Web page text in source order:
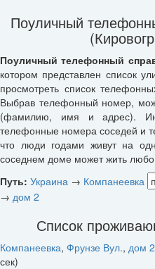
Поуличный
Поуличный телефонный
котором представлен список
просмотреть список
Выбрав телефонный номер,
(фамилию, имя и адрес).
телефонные номера соседей и
что люди годами живут на
соседнем доме может жить
Путь: Украина → Компанеевка
→ дом 2
Список
Компанеевка, Фрунзе Вул., дом 2
сек)